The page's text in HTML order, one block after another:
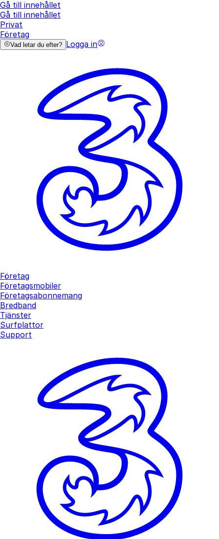
Gå till innehållet
Gå till innehållet
Privat
Företag
Vad letar du efter? Logga in
Företag
Företagsmobiler
Företagsabonnemang
Bredband
Tjänster
Surfplattor
Support